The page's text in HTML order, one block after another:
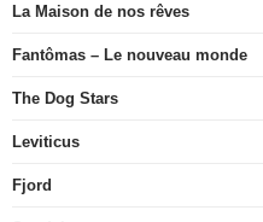
La Maison de nos rêves
Fantômas – Le nouveau monde
The Dog Stars
Leviticus
Fjord